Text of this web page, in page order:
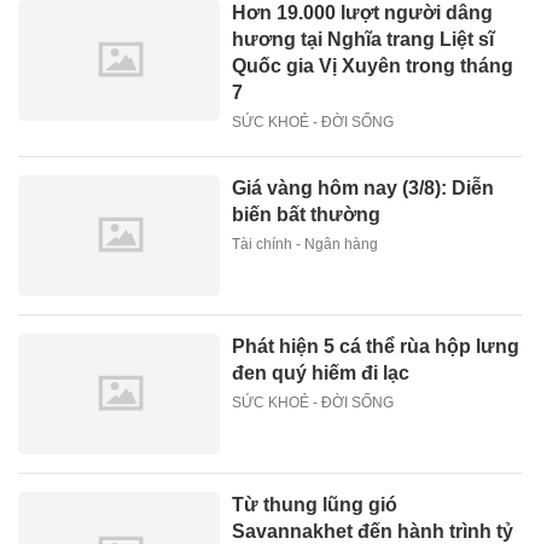
Hơn 19.000 lượt người dâng
hương tại Nghĩa trang Liệt sĩ
Quốc gia Vị Xuyên trong tháng
7
SỨC KHOẺ - ĐỜI SỐNG
Giá vàng hôm nay (3/8): Diễn
biến bất thường
Tài chính - Ngân hàng
Phát hiện 5 cá thể rùa hộp lưng
đen quý hiếm đi lạc
SỨC KHOẺ - ĐỜI SỐNG
Từ thung lũng gió
Savannakhet đến hành trình tỷ